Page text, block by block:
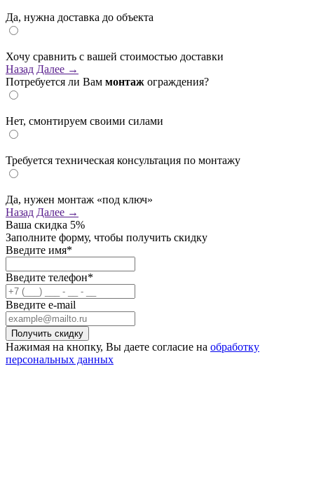
Да, нужна доставка до объекта
Хочу сравнить с вашей стоимостью доставки
Назад Далее →
Потребуется ли Вам монтаж ограждения?
Нет, смонтируем своими силами
Требуется техническая консультация по монтажу
Да, нужен монтаж «под ключ»
Назад Далее →
Ваша скидка 5%
Заполните форму, чтобы получить скидку
Введите имя*
Введите телефон*
Введите e-mail
Нажимая на кнопку, Вы даете согласие на обработку
персональных данных